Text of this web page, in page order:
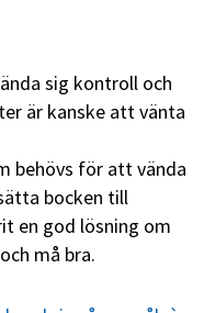
sig kontroll och
är kanske att vänta
behövs för att vända
bocken till
en god lösning om
må bra.